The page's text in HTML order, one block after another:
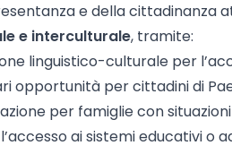
e della cittadinanza
e interculturale, tramite:
linguistico-culturale per
opportunità per cittadini di
per famiglie con
ai sistemi educativi o